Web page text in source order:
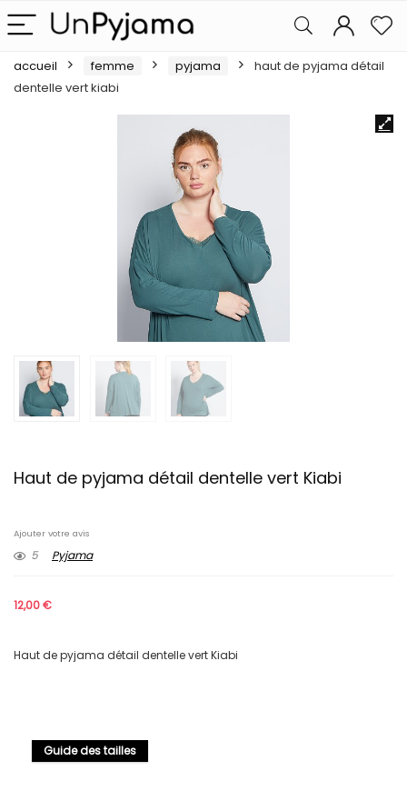
accueil femme pyjama
haut de pyjama détail
dentelle vert kiabi
Haut de pyjama détail dentelle vert Kiabi
Ajouter votre avis
5 Pyjama
12,00€
Haut de pyjama détail dentelle vert Kiabi
Guide des tailles